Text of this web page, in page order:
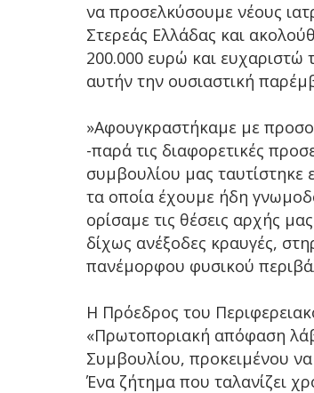
να προσελκύσουμε νέους
Στερεάς Ελλάδας και
200.000 ευρώ και ευχαριστώ
αυτήν την ουσιαστική
»Αφουγκραστήκαμε με
-παρά τις διαφορετικές
συμβουλίου μας ταυτίστηκε
τα οποία έχουμε ήδη
ορίσαμε τις θέσεις αρχής
δίχως ανέξοδες κραυγές,
πανέμορφου φυσικού
Η Πρόεδρος του
«Πρωτοποριακή απόφαση
Συμβουλίου, προκειμένου
Ένα ζήτημα που ταλανίζει